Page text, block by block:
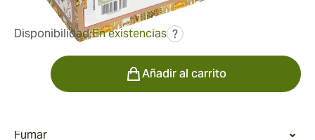
168,31 € fue 239,82 €
Disponibilidad:En existencias ?
Cantidad
Añadir al carrito
Fumar